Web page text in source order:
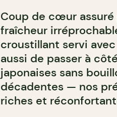
Coup de cœur assuré
fraîcheur
croustillant servi
aussi de passer à
japonaises sans
décadentes — nos
riches et